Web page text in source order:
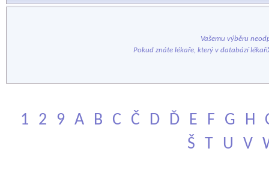
Vašemu výběru
Pokud znáte lékaře, který v databází
1 2 9 A B C Č D Ď E F G H
Š
T U V